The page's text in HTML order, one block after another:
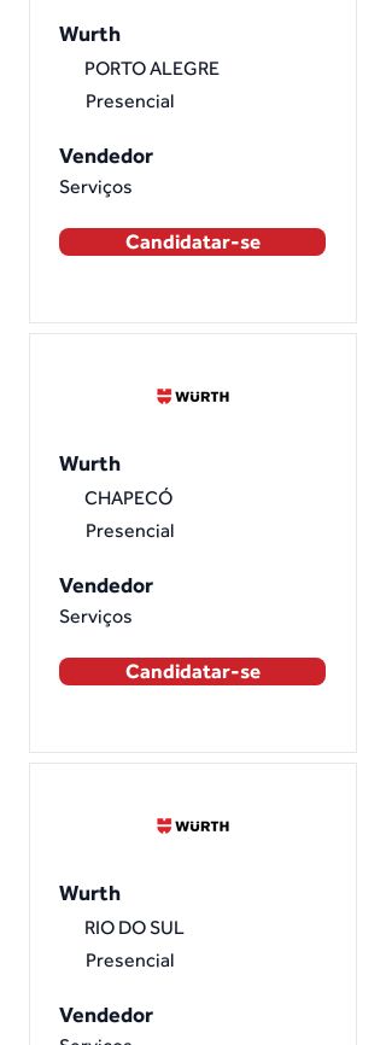
Wurth
PORTO ALEGRE
Presencial
Vendedor
Serviços
Candidatar-se
Wurth
CHAPECÓ
Presencial
Vendedor
Serviços
Candidatar-se
Wurth
RIO DO SUL
Presencial
Vendedor